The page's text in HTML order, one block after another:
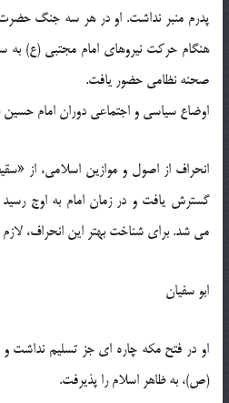
پدرم منبر نداشت. او در هر سه جنگ
هنگام حرکت نیروهای امام مجتبی (ع)
صحنه نظامی حضور یافت.
اوضاع سیاسی و اجتماعی دوران امام
انحراف از اصول و موازین اسلامی، از
گسترش یافت و در زمان امام به اوج
می شد. برای شناخت بهتر این انحراف، لازم
ابو سفیان
(ص)، به ظاهر اسلام را پذیرفت.